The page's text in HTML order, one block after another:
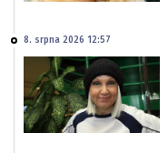
8. srpna 2026 12:57